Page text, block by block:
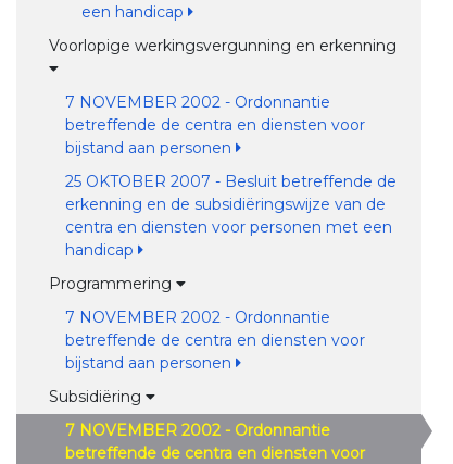
een handicap
Voorlopige werkingsvergunning en erkenning
7 NOVEMBER 2002 - Ordonnantie
betreffende de centra en diensten voor
bijstand aan personen
25 OKTOBER 2007 - Besluit betreffende de
erkenning en de subsidiëringswijze van de
centra en diensten voor personen met een
handicap
Programmering
7 NOVEMBER 2002 - Ordonnantie
betreffende de centra en diensten voor
bijstand aan personen
Subsidiëring
7 NOVEMBER 2002 - Ordonnantie
betreffende de centra en diensten voor